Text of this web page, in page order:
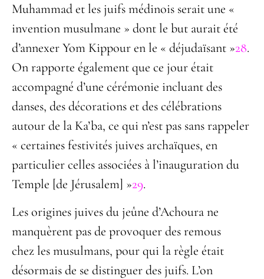
Muhammad et les juifs médinois serait une «
invention musulmane » dont le but aurait été
d’annexer Yom Kippour en le « déjudaïsant »28.
On rapporte également que ce jour était
accompagné d’une cérémonie incluant des
danses, des décorations et des célébrations
autour de la Ka’ba, ce qui n’est pas sans rappeler
« certaines festivités juives archaïques, en
particulier celles associées à l’inauguration du
Temple [de Jérusalem] »29.
Les origines juives du jeûne d’Achoura ne
manquèrent pas de provoquer des remous
chez les musulmans, pour qui la règle était
désormais de se distinguer des juifs. L’on